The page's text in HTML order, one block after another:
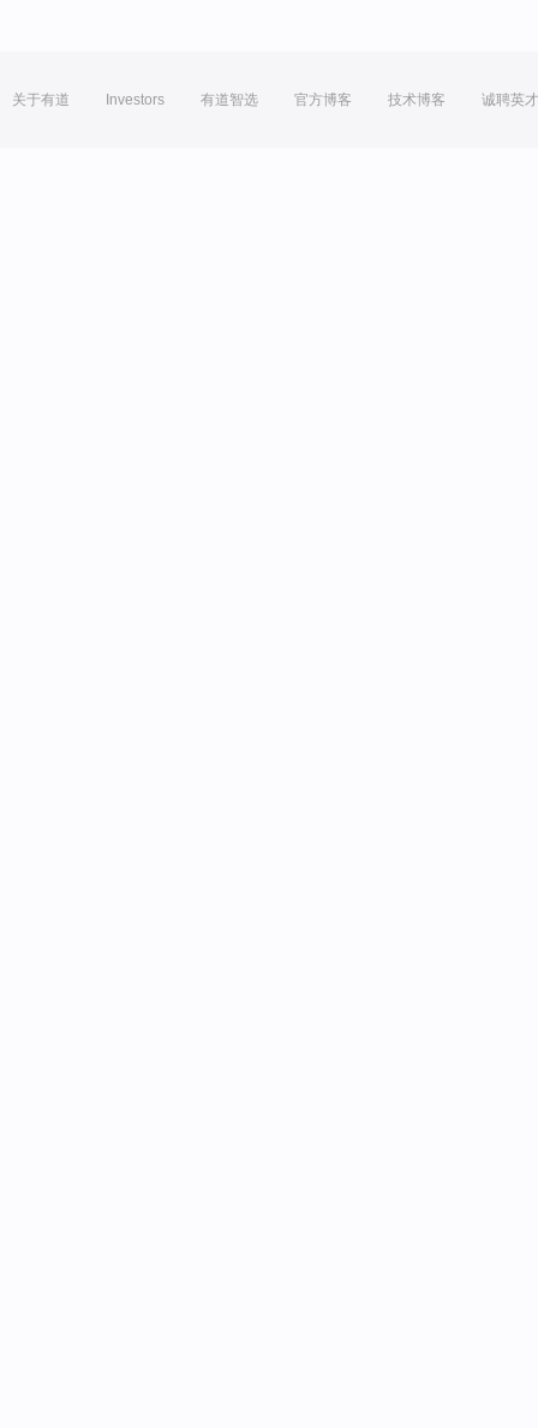
关于有道 Investors 有道智选 官方博客 技术博客 诚聘英才